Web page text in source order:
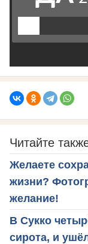
Читайте
Желаете
жизни?
желание!
В Сукко
сирота, и